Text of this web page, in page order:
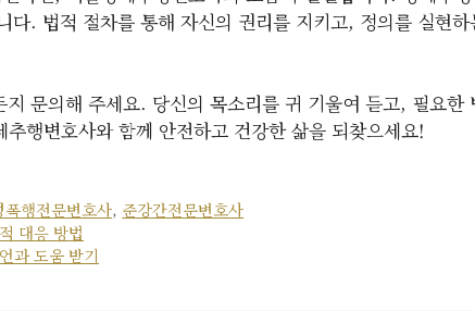
다. 법적 절차를 통해 자신의 권리를 지키고, 정의를 실현하
문의해 주세요. 당신의 목소리를 귀 기울여 듣고, 필요한
행변호사와 함께 안전하고 건강한 삶을 되찾으세요!
폭행전문변호사, 준강간전문변호사
대응 방법
과 도움 받기